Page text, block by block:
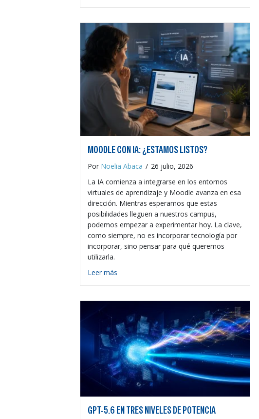
MOODLE CON IA: ¿ESTAMOS LISTOS?
Por Noelia Abaca / 26 julio, 2026
La IA comienza a integrarse en los entornos
virtuales de aprendizaje y Moodle avanza en esa
dirección. Mientras esperamos que estas
posibilidades lleguen a nuestros campus,
podemos empezar a experimentar hoy. La clave,
como siempre, no es incorporar tecnología por
incorporar, sino pensar para qué queremos
utilizarla.
Leer más
GPT-5.6 EN TRES NIVELES DE POTENCIA